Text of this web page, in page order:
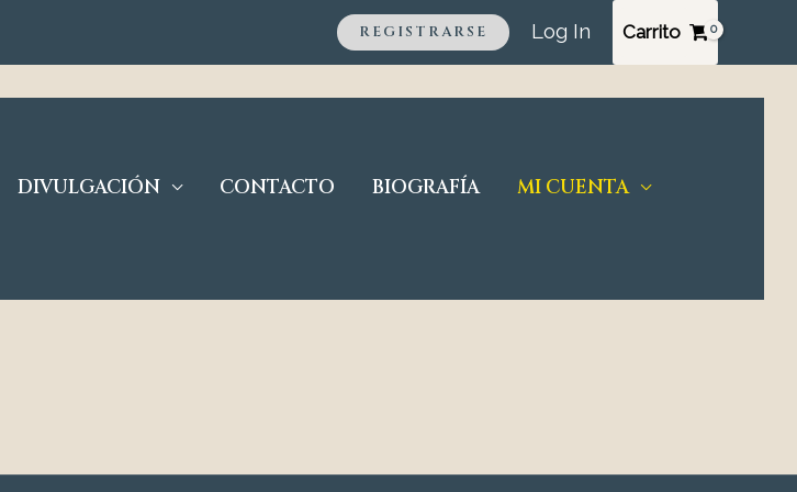
REGISTRARSE Log In Carrito
DIVULGACIÓN CONTACTO BIOGRAFÍA
MI CUENTA